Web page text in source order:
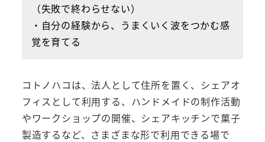
（失敗で終わらせない）
・自分の経験から、うまくいく波をつかむ感
覚を育てる
コトノハコは、法人として住所を置く、シェアオ
フィスとして利用する、ハンドメイドの制作活動
やワークショップの開催、シェアキッチンで菓子
製造するなど、さまざまな形で利用できる場で